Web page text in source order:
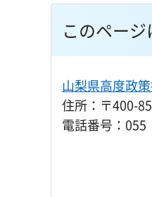
このペー
山梨県高度政
住所：〒400-
電話番号：